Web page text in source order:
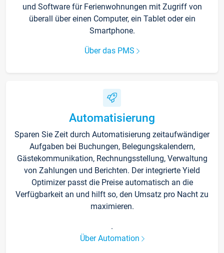
und Software für Ferienwohnungen mit Zugriff von
überall über einen Computer, ein Tablet oder ein
Smartphone.
Über das PMS
Automatisierung
Sparen Sie Zeit durch Automatisierung zeitaufwändiger
Aufgaben bei Buchungen, Belegungskalendern,
Gästekommunikation, Rechnungsstellung, Verwaltung
von Zahlungen und Berichten. Der integrierte Yield
Optimizer passt die Preise automatisch an die
Verfügbarkeit an und hilft so, den Umsatz pro Nacht zu
maximieren.
.
Über Automation